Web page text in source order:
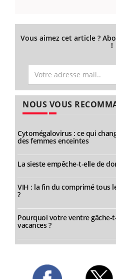
Vous aimez cet article ?
!
NOUS VOUS
Cytomégalovirus : ce qui
des femmes enceintes
La sieste empêche-t-elle de
VIH : la fin du comprimé tous
?
Pourquoi votre ventre gâche-
vacances ?